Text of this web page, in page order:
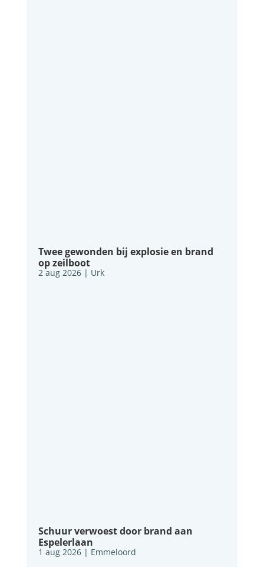
Twee gewonden bij explosie en brand
op zeilboot
2 aug 2026| Urk
Schuur verwoest door brand aan
Espelerlaan
1 aug 2026| Emmeloord